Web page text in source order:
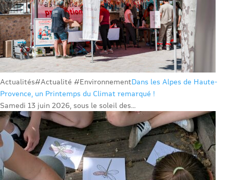
Actualités#Actualité #EnvironnementDans les Alpes de Haute-
Provence, un Printemps du Climat remarqué !
Samedi 13 juin 2026, sous le soleil des...